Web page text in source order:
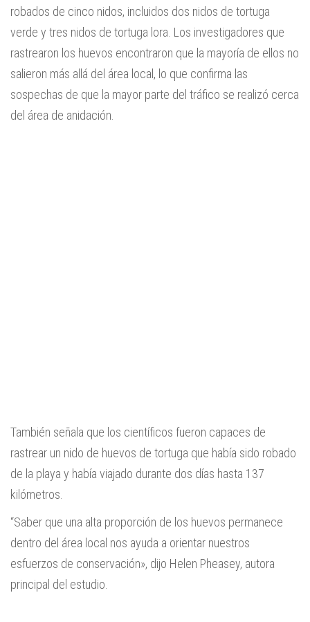
robados de cinco nidos, incluidos dos nidos de tortuga
verde y tres nidos de tortuga lora. Los investigadores que
rastrearon los huevos encontraron que la mayoría de ellos no
salieron más allá del área local, lo que confirma las
sospechas de que la mayor parte del tráfico se realizó cerca
del área de anidación.
También señala que los científicos fueron capaces de
rastrear un nido de huevos de tortuga que había sido robado
de la playa y había viajado durante dos días hasta 137
kilómetros.
“Saber que una alta proporción de los huevos permanece
dentro del área local nos ayuda a orientar nuestros
esfuerzos de conservación», dijo Helen Pheasey, autora
principal del estudio.